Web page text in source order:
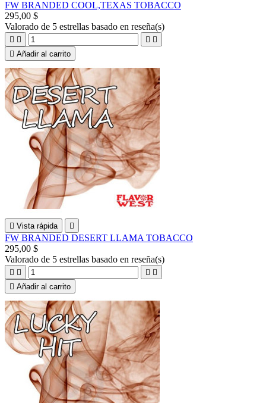
FW BRANDED COOL,TEXAS TOBACCO
295,00 $
Valorado de 5 estrellas basado en reseña(s)
   
 Añadir al carrito
 Vista rápida 
FW BRANDED DESERT LLAMA TOBACCO
295,00 $
Valorado de 5 estrellas basado en reseña(s)
   
 Añadir al carrito